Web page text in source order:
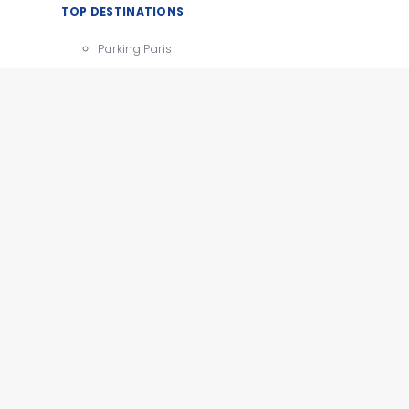
TOP DESTINATIONS
Parking Paris